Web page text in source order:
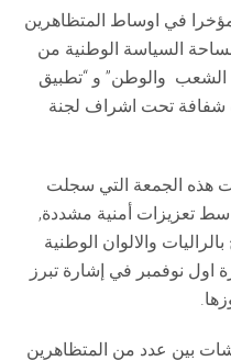
في اوساط المتظاهرين
السياسة الوطنية من
الشعب والوطن” و “تطبيق
شفافة تحت اشراف لجنة
الجمعة التي سجلت
سط تعزيزات أمنية مشددة,
والالوان الوطنية
اول نوفمبر في إشارة تبرز
بين عدد من المتظاهرين